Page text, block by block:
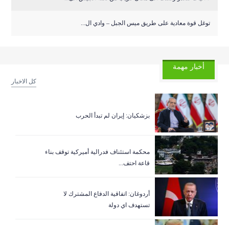
توغل قوة معادية على طريق ميس الجبل – وادي ال...
أخبار مهمة
كل الاخبار
بزشكيان: إيران لم تبدأ الحرب
‏محكمة استئناف فدرالية أميركية توقف بناء
قاعة احتف...
أردوغان: اتفاقية الدفاع المشترك لا
تستهدف اي دولة